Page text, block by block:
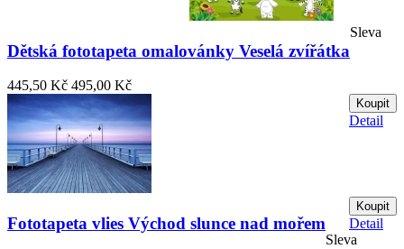
Dětská fototapeta omalovánky Veselá zvířátka
445,50 Kč 495,00 Kč
Koupit
Detail
Sleva
Fototapeta vlies Východ slunce nad mořem
Koupit
Detail
Sleva